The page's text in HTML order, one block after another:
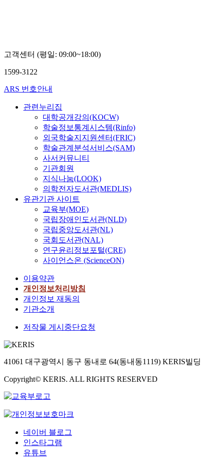
고객센터 (평일: 09:00~18:00)
1599-3122
ARS 번호안내
관련누리집
대학공개강의(KOCW)
학술정보통계시스템(Rinfo)
외국학술지지원센터(FRIC)
학술관계분석서비스(SAM)
사서커뮤니티
기관회원
지식나눔(LOOK)
의학전자도서관(MEDLIS)
유관기관 사이트
교육부(MOE)
국립장애인도서관(NLD)
국립중앙도서관(NL)
국회도서관(NAL)
연구윤리정보포털(CRE)
사이언스온 (ScienceON)
이용약관
개인정보처리방침
개인정보 재동의
기관소개
저작물 게시중단요청
41061 대구광역시 동구 동내로 64(동내동1119) KERIS빌딩
Copyright© KERIS. ALL RIGHTS RESERVED
네이버 블로그
인스타그램
유튜브